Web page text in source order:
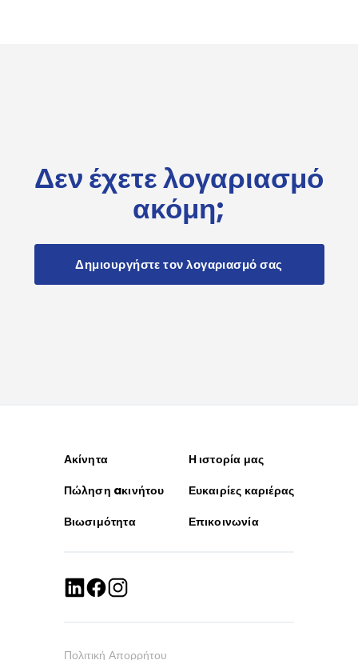
Δεν έχετε λογαριασμό
ακόμη;
Δημιουργήστε τον λογαριασμό σας
Ακίνητα
Η ιστορία μας
Πώληση aκινήτου
Ευκαιρίες καριέρας
Βιωσιμότητα
Επικοινωνία
Πολιτική Απορρήτου